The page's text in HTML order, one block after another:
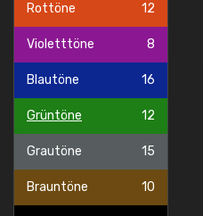
Rottöne 12
Violetttöne 8
Blautöne 16
Grüntöne 12
Grautöne 15
Brauntöne 10